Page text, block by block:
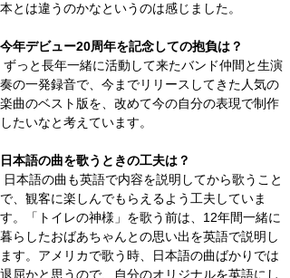
本とは違うのかなというのは感じました。
今年デビュー20周年を記念しての抱負は？
ずっと長年一緒に活動して来たバンド仲間と生演
奏の一発録音で、今までリリースしてきた人気の
楽曲のベスト版を、改めて今の自分の表現で制作
したいなと考えています。
日本語の曲を歌うときの工夫は？
日本語の曲も英語で内容を説明してから歌うこと
で、観客に楽しんでもらえるよう工夫していま
す。「トイレの神様」を歌う前は、12年間一緒に
暮らしたおばあちゃんとの思い出を英語で説明し
ます。アメリカで歌う時、日本語の曲ばかりでは
退屈かと思うので、自分のオリジナルを英語にし